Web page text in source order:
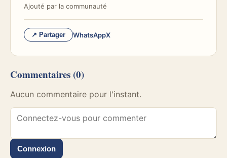
Ajouté par la communauté
↗ Partager WhatsAppX
Commentaires (0)
Aucun commentaire pour l'instant.
Connexion